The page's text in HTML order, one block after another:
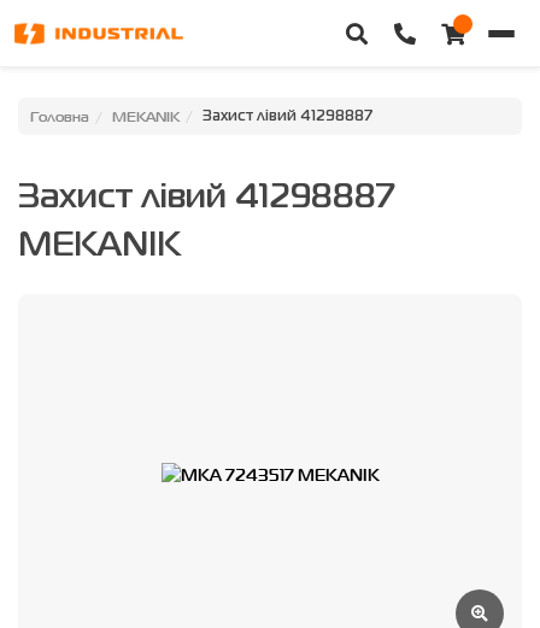
Головна
Категорії
Особистий кабінет
Головна MEKANIK Захист лівий 41298887
Захист лівий 41298887
MEKANIK